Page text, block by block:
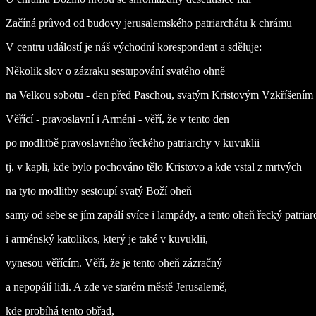
Začíná průvod od budovy jerusalemského patriarchátu k chrámu
V centru událostí je náš východní korespondent a sděluje:
Několik slov o zázraku sestupování svatého ohně
na Velkou sobotu - den před Paschou, svatým Kristovým Vzkříšením
Věřící - pravoslavní i Arméni - věří, že v tento den
po modlitbě pravoslavného řeckého patriarchy v kuvuklii
tj. v kapli, kde bylo pochováno tělo Kristovo a kde vstal z mrtvých
na tyto modlitby sestoupí svatý Boží oheň
samy od sebe se jím zapálí svíce i lampády, a tento oheň řecký
i arménský katolikos, který je také v kuvuklii,
vynesou věřícím. Věří, že je tento oheň zázračný
a nepopálí lidi. A zde ve starém městě Jerusalemě,
kde probíhá tento obřad,